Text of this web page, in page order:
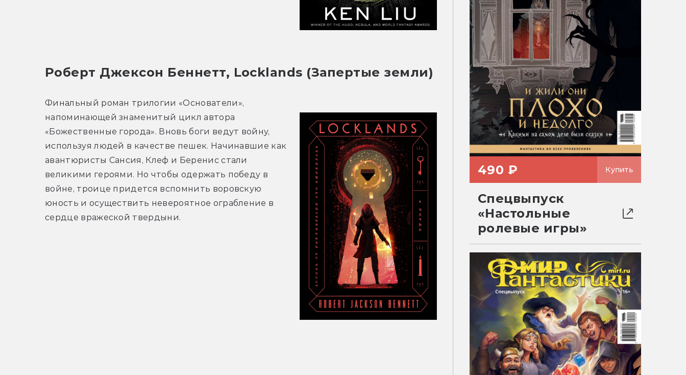
Роберт Джексон Беннетт, Locklands (Запертые земли)
Финальный роман трилогии «Основатели»,
напоминающей знаменитый цикл автора
«Божественные города». Вновь боги ведут войну,
используя людей в качестве пешек. Начинавшие как
авантюристы Сансия, Клеф и Беренис стали
великими героями. Но чтобы одержать победу в
войне, троице придется вспомнить воровскую
юность и осуществить невероятное ограбление в
сердце вражеской твердыни.
490 ₽ Купить
Спецвыпуск
«Настольные
ролевые игры»